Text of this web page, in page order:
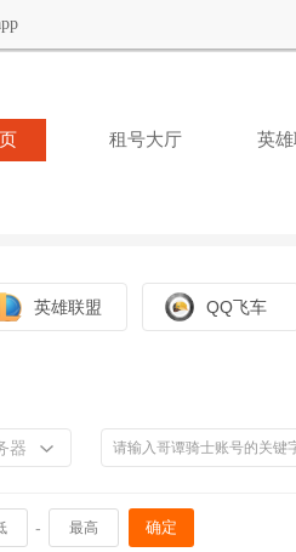
租号大厅 英
英雄联盟 QQ飞车
器
- 确定